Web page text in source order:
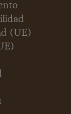
(UE)